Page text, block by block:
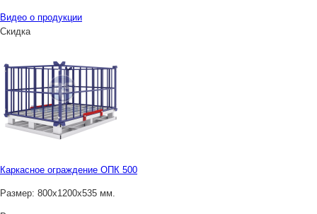
Видео о продукции
Скидка
Каркасное ограждение ОПК 500
Размер: 800х1200х535 мм.